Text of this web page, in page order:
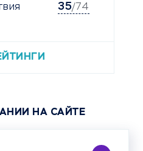
35/74
НА САЙТЕ